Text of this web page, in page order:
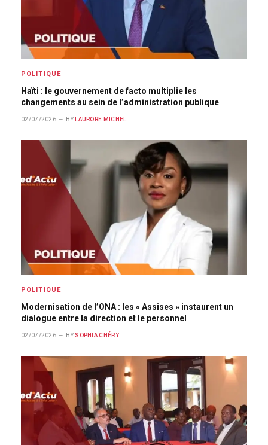
POLITIQUE
Haïti : le gouvernement de facto multiplie les
changements au sein de l’administration publique
02/07/2026 BY LAURORE MICHEL
POLITIQUE
Modernisation de l’ONA : les « Assises » instaurent un
dialogue entre la direction et le personnel
02/07/2026 BY SOPHIA CHÉRY